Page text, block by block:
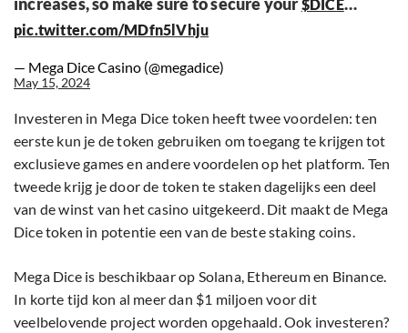
$DICE
pic.twitter.com/MDfn5lVhju
— Mega Dice Casino (@megadice)
May 15, 2024
Investeren in Mega Dice token heeft twee voordelen: ten
eerste kun je de token gebruiken om toegang te krijgen tot
exclusieve games en andere voordelen op het platform. Ten
tweede krijg je door de token te staken dagelijks een deel
van de winst van het casino uitgekeerd. Dit maakt de Mega
Dice token in potentie een van de beste staking coins.
Mega Dice is beschikbaar op Solana, Ethereum en Binance.
In korte tijd kon al meer dan $1 miljoen voor dit
veelbelovende project worden opgehaald. Ook investeren?